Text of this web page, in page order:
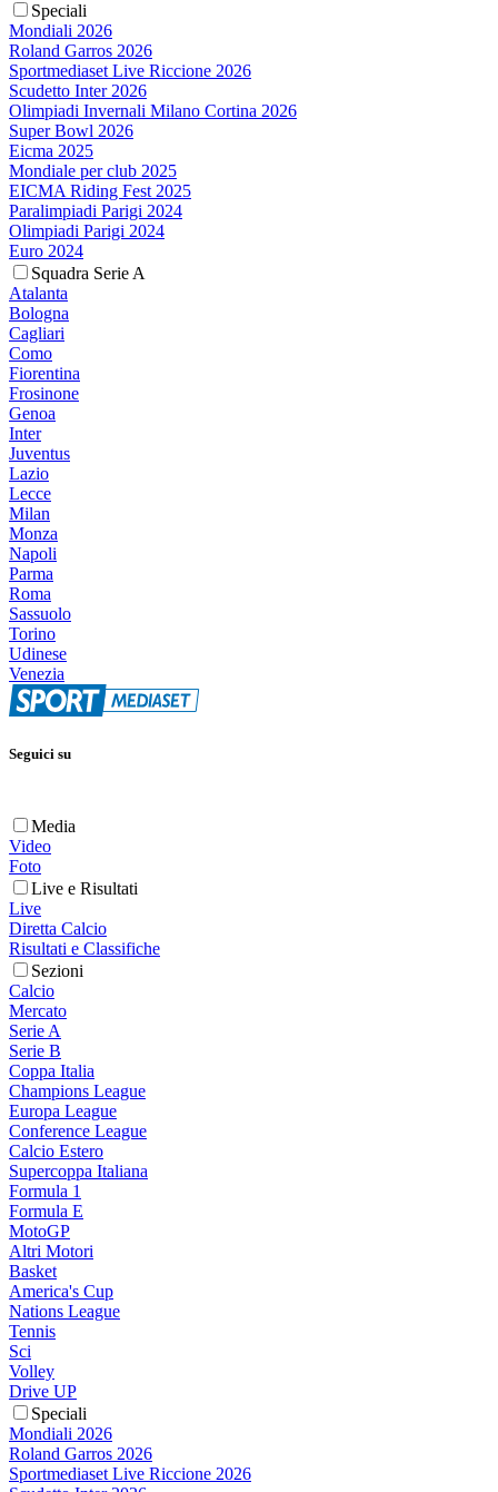
Speciali
Mondiali 2026
Roland Garros 2026
Sportmediaset Live Riccione 2026
Scudetto Inter 2026
Olimpiadi Invernali Milano Cortina 2026
Super Bowl 2026
Eicma 2025
Mondiale per club 2025
EICMA Riding Fest 2025
Paralimpiadi Parigi 2024
Olimpiadi Parigi 2024
Euro 2024
Squadra Serie A
Atalanta
Bologna
Cagliari
Como
Fiorentina
Frosinone
Genoa
Inter
Juventus
Lazio
Lecce
Milan
Monza
Napoli
Parma
Roma
Sassuolo
Torino
Udinese
Venezia
Seguici su
Media
Video
Foto
Live e Risultati
Live
Diretta Calcio
Risultati e Classifiche
Sezioni
Calcio
Mercato
Serie A
Serie B
Coppa Italia
Champions League
Europa League
Conference League
Calcio Estero
Supercoppa Italiana
Formula 1
Formula E
MotoGP
Altri Motori
Basket
America's Cup
Nations League
Tennis
Sci
Volley
Drive UP
Speciali
Mondiali 2026
Roland Garros 2026
Sportmediaset Live Riccione 2026